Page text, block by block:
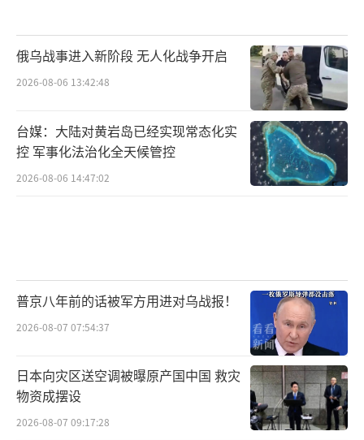
俄乌战事进入新阶段 无人化战争开启
2026-08-06 13:42:48
台媒：大陆对黄岩岛已经实现常态化实
控 军事化法治化全天候管控
2026-08-06 14:47:02
普京八年前的话被军方用进对乌战报！
2026-08-07 07:54:37
日本向灾区送空调被曝原产国中国 救灾
物资成摆设
2026-08-07 09:17:28